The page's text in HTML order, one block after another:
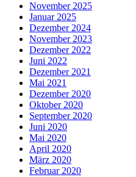
November 2025
Januar 2025
Dezember 2024
November 2023
Dezember 2022
Juni 2022
Dezember 2021
Mai 2021
Dezember 2020
Oktober 2020
September 2020
Juni 2020
Mai 2020
April 2020
März 2020
Februar 2020